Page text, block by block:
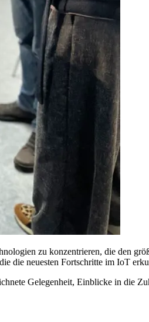
zu konzentrieren, die den
die neuesten Fortschritte im IoT
Gelegenheit, Einblicke in die